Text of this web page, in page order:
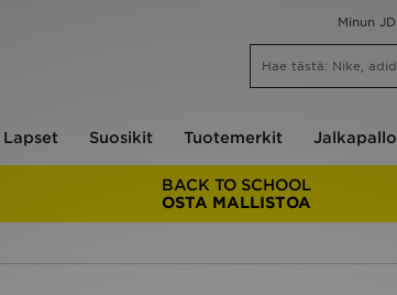
Minun JD
Lapset Suosikit Tuotemerkit Jalkapallo
BACK TO SCHOOL
OSTA MALLISTOA